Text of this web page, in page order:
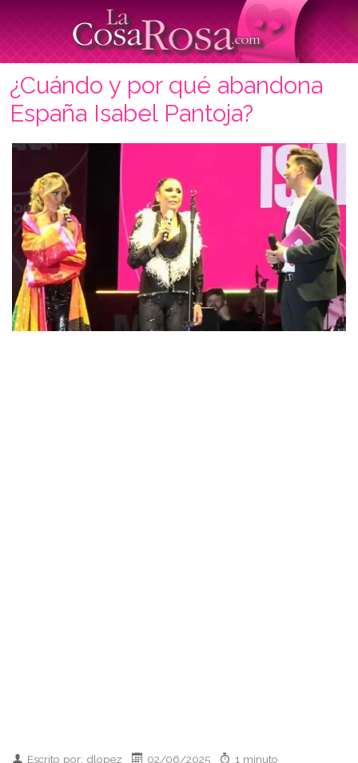
¿Cuándo y por qué abandona
España Isabel Pantoja?
Escrito por: dlopez 02/06/2025 1 minuto